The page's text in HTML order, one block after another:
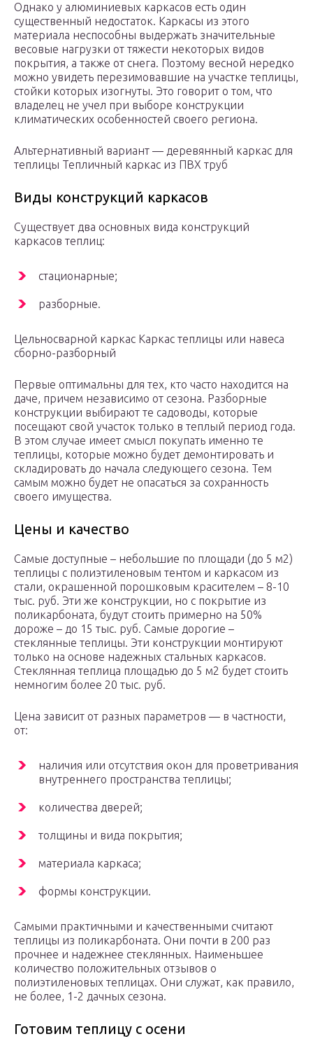
Однако у алюминиевых каркасов есть один
существенный недостаток. Каркасы из этого
материала неспособны выдержать значительные
весовые нагрузки от тяжести некоторых видов
покрытия, а также от снега. Поэтому весной нередко
можно увидеть перезимовавшие на участке теплицы,
стойки которых изогнуты. Это говорит о том, что
владелец не учел при выборе конструкции
климатических особенностей своего региона.
Альтернативный вариант — деревянный каркас для
теплицы Тепличный каркас из ПВХ труб
Виды конструкций каркасов
Существует два основных вида конструкций
каркасов теплиц:
стационарные;
разборные.
Цельносварной каркас Каркас теплицы или навеса
сборно-разборный
Первые оптимальны для тех, кто часто находится на
даче, причем независимо от сезона. Разборные
конструкции выбирают те садоводы, которые
посещают свой участок только в теплый период года.
В этом случае имеет смысл покупать именно те
теплицы, которые можно будет демонтировать и
складировать до начала следующего сезона. Тем
самым можно будет не опасаться за сохранность
своего имущества.
Цены и качество
Самые доступные – небольшие по площади (до 5 м2)
теплицы с полиэтиленовым тентом и каркасом из
стали, окрашенной порошковым красителем – 8-10
тыс. руб. Эти же конструкции, но с покрытие из
поликарбоната, будут стоить примерно на 50%
дороже – до 15 тыс. руб. Самые дорогие –
стеклянные теплицы. Эти конструкции монтируют
только на основе надежных стальных каркасов.
Стеклянная теплица площадью до 5 м2 будет стоить
немногим более 20 тыс. руб.
Цена зависит от разных параметров — в частности,
от:
наличия или отсутствия окон для проветривания
внутреннего пространства теплицы;
количества дверей;
толщины и вида покрытия;
материала каркаса;
формы конструкции.
Самыми практичными и качественными считают
теплицы из поликарбоната. Они почти в 200 раз
прочнее и надежнее стеклянных. Наименьшее
количество положительных отзывов о
полиэтиленовых теплицах. Они служат, как правило,
не более, 1-2 дачных сезона.
Готовим теплицу с осени